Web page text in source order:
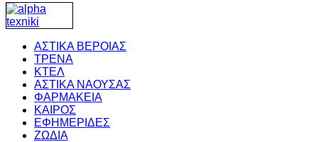
ΑΣΤΙΚΑ ΒΕΡΟΙΑΣ
ΤΡΕΝΑ
ΚΤΕΛ
ΑΣΤΙΚΑ ΝΑΟΥΣΑΣ
ΦΑΡΜΑΚΕΙΑ
ΚΑΙΡΟΣ
ΕΦΗΜΕΡΙΔΕΣ
ΖΩΔΙΑ